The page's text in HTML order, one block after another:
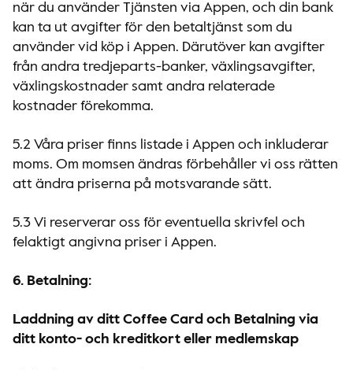
när du använder Tjänsten via Appen, och din bank
kan ta ut avgifter för den betaltjänst som du
använder vid köp i Appen. Därutöver kan avgifter
från andra tredjeparts-banker, växlingsavgifter,
växlingskostnader samt andra relaterade
kostnader förekomma.
5.2 Våra priser finns listade i Appen och inkluderar
moms. Om momsen ändras förbehåller vi oss rätten
att ändra priserna på motsvarande sätt.
5.3 Vi reserverar oss för eventuella skrivfel och
felaktigt angivna priser i Appen.
6. Betalning:
Laddning av ditt Coffee Card och Betalning via
ditt konto- och kreditkort eller medlemskap